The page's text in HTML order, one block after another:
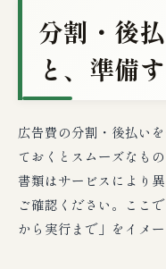
分割・後
と、準備
広告費の分割・後払い
ておくとスムーズなも
書類はサービスにより
ご確認ください。ここ
から実行まで」をイメ